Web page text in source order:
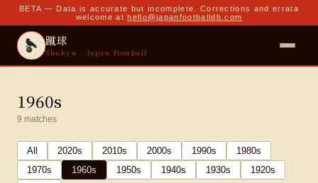
BETA — Data is accurate but incomplete. Corrections and errata
welcome at hello@japanfootballdb.com
蹴球
Shukyu · Japan Football
1960s
9 matches
All 2020s 2010s 2000s 1990s 1980s
1970s 1960s 1950s 1940s 1930s 1920s